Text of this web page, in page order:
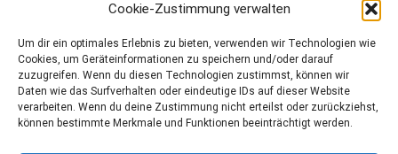
Cookie-Zustimmung verwalten
Um dir ein optimales Erlebnis zu bieten, verwenden wir Technologien wie
Cookies, um Geräteinformationen zu speichern und/oder darauf
zuzugreifen. Wenn du diesen Technologien zustimmst, können wir
Daten wie das Surfverhalten oder eindeutige IDs auf dieser Website
verarbeiten. Wenn du deine Zustimmung nicht erteilst oder zurückziehst,
können bestimmte Merkmale und Funktionen beeinträchtigt werden.
Waldeckischer Sängerbund
Mitteldeutscher Sängerbund